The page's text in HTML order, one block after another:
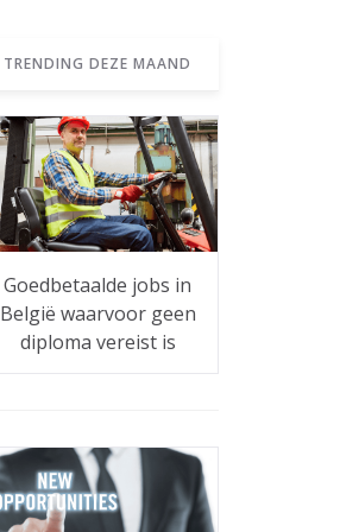
TRENDING DEZE MAAND
Goedbetaalde jobs in
België waarvoor geen
diploma vereist is